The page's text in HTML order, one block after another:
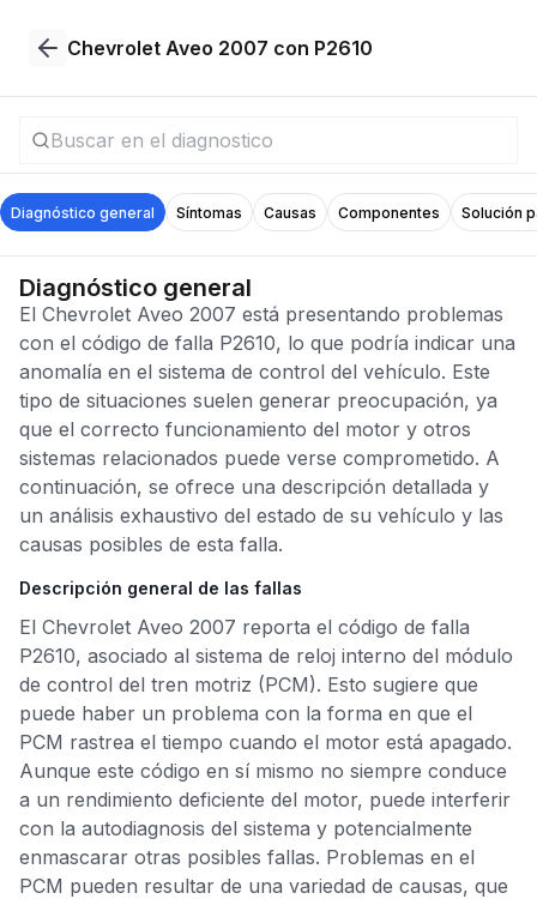
Chevrolet Aveo 2007 con P2610
Diagnóstico general Síntomas Causas Componentes Solución
Diagnóstico general
El Chevrolet Aveo 2007 está presentando problemas
con el código de falla P2610, lo que podría indicar una
anomalía en el sistema de control del vehículo. Este
tipo de situaciones suelen generar preocupación, ya
que el correcto funcionamiento del motor y otros
sistemas relacionados puede verse comprometido. A
continuación, se ofrece una descripción detallada y
un análisis exhaustivo del estado de su vehículo y las
causas posibles de esta falla.
Descripción general de las fallas
El Chevrolet Aveo 2007 reporta el código de falla
P2610, asociado al sistema de reloj interno del módulo
de control del tren motriz (PCM). Esto sugiere que
puede haber un problema con la forma en que el
PCM rastrea el tiempo cuando el motor está apagado.
Aunque este código en sí mismo no siempre conduce
a un rendimiento deficiente del motor, puede interferir
con la autodiagnosis del sistema y potencialmente
enmascarar otras posibles fallas. Problemas en el
PCM pueden resultar de una variedad de causas, que